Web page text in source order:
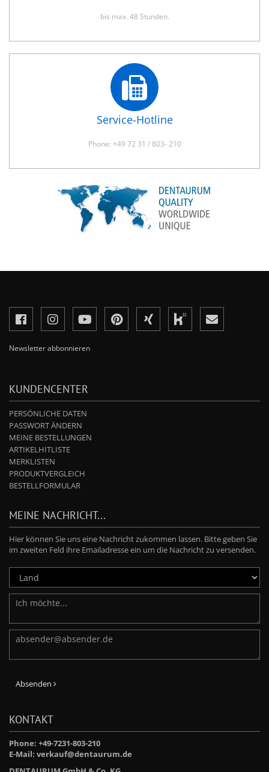
bis max. 48 Stunden.
Service-Hotline
Phone: +49 72 31 / 803- 210
Newsletter abbonnieren
KUNDENCENTER
PERSÖNLICHE DATEN
PASSWORT ÄNDERN
MEINE BESTELLUNGEN
ARTIKELHITLISTE
MERKLISTEN
PRODUKTVERGLEICH
BESTELLFORMULAR
MEINE NACHRICHT...
Hier können Sie uns eine Nachricht zukommen lassen. Bitte geben Sie
im zweiten Feld ihre Emailadresse ein um die Nachricht zu versenden.
Absenden
KONTAKT
Phone: +49-7231-803-210
E-Mail: verkauf@dentaurum.de